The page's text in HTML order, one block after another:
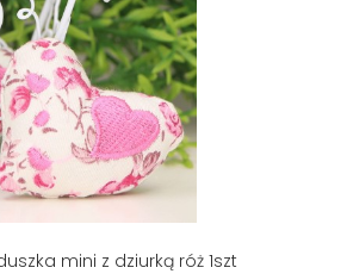
mini z dziurką róż 1szt